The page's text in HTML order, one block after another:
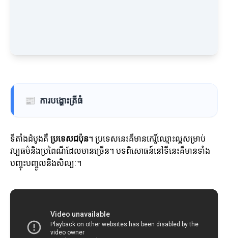
📰 ការបង្ហោះត្រីធំ
ទីតាំងដំបូងគឺ ប្រទេសជប៉ុន។ ប្រទេសនេះគឺមានកេរ្តិ៍ឈ្មោះល្អសម្រាប់
វប្បធម៌និងប្រពៃណីដែលមានច្រើន។ បទពិសោធន៍នៅទីនេះគឺមានទាំង
បញ្ចុះបញ្ចូលនិងសិល្បៈ។